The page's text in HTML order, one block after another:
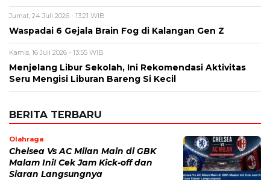
Jumat, 24 Juli 2026 - 13:21 WIB
Waspadai 6 Gejala Brain Fog di Kalangan Gen Z
Kamis, 16 Juli 2026 - 13:55 WIB
Menjelang Libur Sekolah, Ini Rekomendasi Aktivitas
Seru Mengisi Liburan Bareng Si Kecil
BERITA TERBARU
Olahraga
Chelsea Vs AC Milan Main di GBK
Malam Ini! Cek Jam Kick-off dan
Siaran Langsungnya